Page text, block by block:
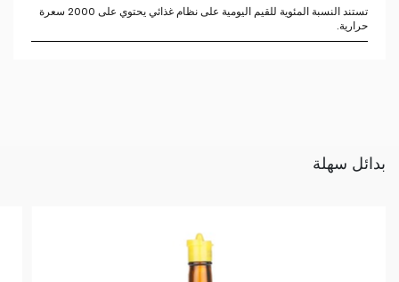
تستند النسبة المئوية للقيم اليومية على نظام غذائي يحتوي على 2000 سعرة
حرارية.
بدائل سهلة